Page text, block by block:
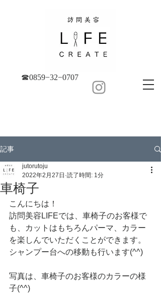
☎︎0859−32−0707
記事
車椅子
jutorutoju
2022年2月27日 読了時間: 1分
こんにちは！
訪問美容LIFEでは、車椅子のお客様で
も、カットはもちろんパーマ、カラー
を楽しんでいただくことができます。
シャンプー台への移動も行います(^^)
写真は、車椅子のお客様のカラーの様
子(^^)